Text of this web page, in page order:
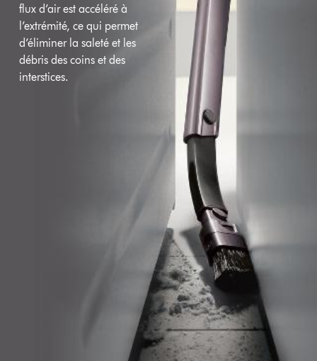
flux d’air est accéléré à
l’extrémité, ce qui permet
d’éliminer la saleté et les
débris des coins et des
interstices.